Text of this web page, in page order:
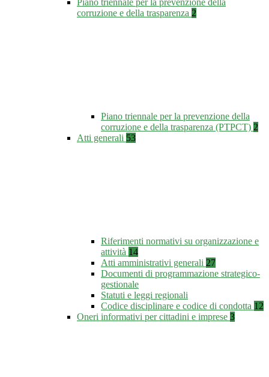
Piano triennale per la prevenzione della
corruzione e della trasparenza 2
Piano triennale per la prevenzione della
corruzione e della trasparenza (PTPCT) 2
Atti generali 53
Riferimenti normativi su organizzazione e
attività 14
Atti amministrativi generali 27
Documenti di programmazione strategico-
gestionale
Statuti e leggi regionali
Codice disciplinare e codice di condotta 12
Oneri informativi per cittadini e imprese 3